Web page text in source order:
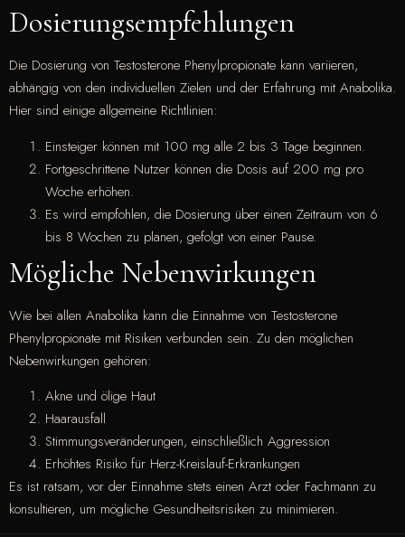
Dosierungsempfehlungen
Die Dosierung von Testosterone Phenylpropionate kann variieren,
abhängig von den individuellen Zielen und der Erfahrung mit Anabolika.
Hier sind einige allgemeine Richtlinien:
Einsteiger können mit 100 mg alle 2 bis 3 Tage beginnen.
Fortgeschrittene Nutzer können die Dosis auf 200 mg pro
Woche erhöhen.
Es wird empfohlen, die Dosierung über einen Zeitraum von 6
bis 8 Wochen zu planen, gefolgt von einer Pause.
Mögliche Nebenwirkungen
Wie bei allen Anabolika kann die Einnahme von Testosterone
Phenylpropionate mit Risiken verbunden sein. Zu den möglichen
Nebenwirkungen gehören:
Akne und ölige Haut
Haarausfall
Stimmungsveränderungen, einschließlich Aggression
Erhöhtes Risiko für Herz-Kreislauf-Erkrankungen
Es ist ratsam, vor der Einnahme stets einen Arzt oder Fachmann zu
konsultieren, um mögliche Gesundheitsrisiken zu minimieren.